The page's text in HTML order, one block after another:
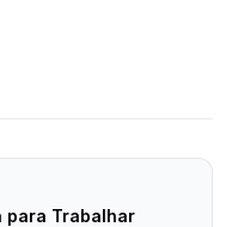
para Trabalhar